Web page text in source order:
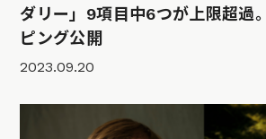
ダリー」9項目中6つが上限超過
ピング公開
2023.09.20